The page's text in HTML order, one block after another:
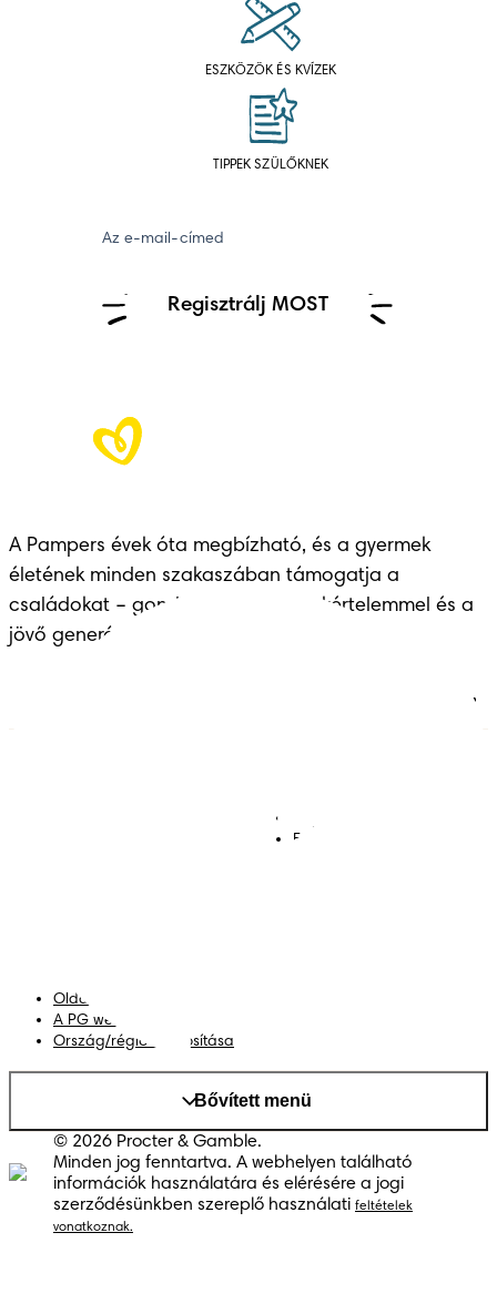
ESZKÖZÖK ÉS KVÍZEK
TIPPEK SZÜLŐKNEK
Az e-mail-címed
Regisztrálj MOST
A Pampers évek óta megbízható, és a gyermek
életének minden szakaszában támogatja a
családokat – gondoskodással, szakértelemmel és a
jövő generációinak átadott örökséggel.
Felhasználási feltételek
Oldaltérkép
A PG weboldala
Ország/régió módosítása
Bővített menü
© 2026 Procter & Gamble.
Minden jog fenntartva. A webhelyen található
információk használatára és elérésére a jogi
szerződésünkben szereplő használati feltételek
vonatkoznak.